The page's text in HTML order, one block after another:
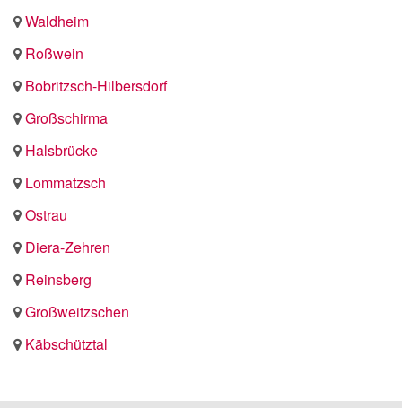
Waldheim
Roßwein
Bobritzsch-Hilbersdorf
Großschirma
Halsbrücke
Lommatzsch
Ostrau
Diera-Zehren
Reinsberg
Großweitzschen
Käbschütztal